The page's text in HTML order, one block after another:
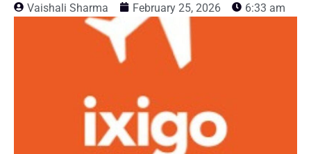
Vaishali Sharma February 25, 2026 6:33 am